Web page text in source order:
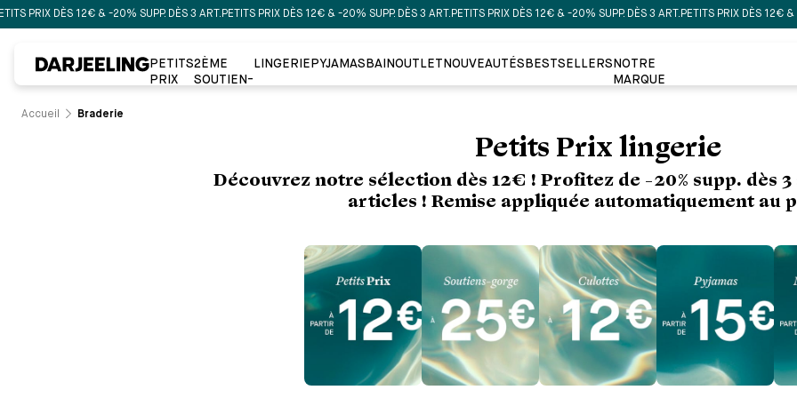
12€ & -20% SUPP. DÈS 3 ART.PETITS PRIX DÈS 12€ & -20% SUPP. DÈS 3 ART.PETITS PRIX DÈS 12€ & -20% SUPP. DÈS 3 ART.PETITS PRIX DÈS 12€ & -20% SUPP.
PETITS
PRIX
2ÈME
SOUTIEN-
LINGERIE PYJAMAS BAINOUTLET NOUVEAUTÉS BESTSELLERS NOTRE
MARQUE
Accueil Braderie
Petits Prix lingerie
Découvrez notre sélection dès 12€ ! Profitez de -20% supp. dès
articles ! Remise appliquée automatiquement au